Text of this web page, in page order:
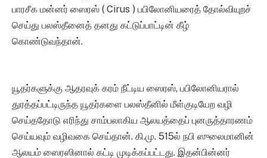
பாரசீக மன்னர் ஸைரஸ் ( Cirus ) பபிலோனியரைத் தோல்வியுறச்
செய்து பலஸ்தீனைத் தனது கட்டுப்பாட்டின் கீழ்
கொண்டுவந்தான்.
யூதர்களுக்கு ஆதரவுக் கரம் நீட்டிய ஸைரஸ், பபிலோனியரால்
துரத்தப்பட்டிருந்த யூதர்களை பலஸ்தீனில் மீள்குடியேற வழி
செய்ததோடு எரிந்து சாம்பலாகிய ஆலயத்தைப் புனருத்தாரணம்
செய்யவும் வழிவகை செய்தான். கி.மு. 515ல் நபி ஸுலைமானின்
ஆலயம் ஸைரஸினால் கட்டி முடிக்கப்பட்டது. இதன்பின்னர்